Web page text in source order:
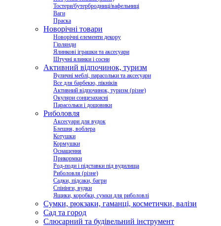
Тостери/бутербродниці/вафельниці
Ваги
Праска
Новорічні товари
Новорічні елементи декору
Гірлянди
Ялинкові іграшки та аксесуари
Штучні ялинки і сосни
Активний відпочинок, туризм
Вуличні меблі, парасольки та аксесуари
Все для барбекю, пікніків
Активний відпочинок, туризм (різне)
Окуляри сонцезахисні
Парасольки і дощовики
Риболовля
Аксесуари для вудок
Блешня, воблера
Котушки
Кормушки
Оснащення
Прикормки
Род-поди і підставки під вудилища
Риболовля (різне)
Садки, підсаки, багри
Спінінги, вудки
Ящики, коробки, сумки для риболовлі
Сумки, рюкзаки, гаманці, косметички, валізи
Сад та город
Слюсарний та будівельний інструмент